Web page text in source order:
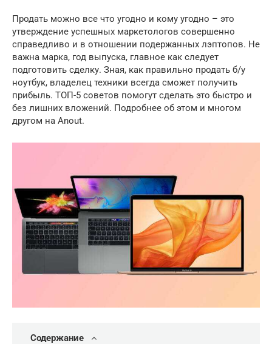
Продать можно все что угодно и кому угодно – это
утверждение успешных маркетологов совершенно
справедливо и в отношении подержанных лэптопов. Не
важна марка, год выпуска, главное как следует
подготовить сделку. Зная, как правильно продать б/у
ноутбук, владелец техники всегда сможет получить
прибыль. ТОП-5 советов помогут сделать это быстро и
без лишних вложений. Подробнее об этом и многом
другом на Anout.
Содержание